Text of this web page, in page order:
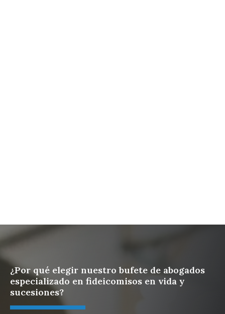
¿Por qué elegir nuestro bufete de abogados
especializado en fideicomisos en vida y
sucesiones?